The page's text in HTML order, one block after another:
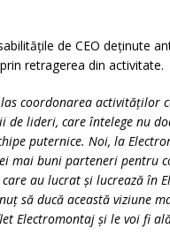
de CEO deținute
retragerea din activitate.
coordonarea activităților
lideri, care întelege nu
puternice. Noi, la
mai buni parteneri pentru
au lucrat și lucrează în
să ducă această viziune
Electromontaj și le voi fi